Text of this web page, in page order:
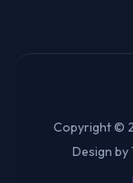
Copyright ©
Design by